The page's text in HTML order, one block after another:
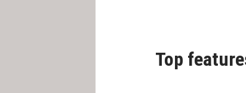
grote boorgaten voor
Top